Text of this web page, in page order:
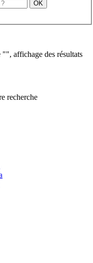
"", affichage des résultats
recherche